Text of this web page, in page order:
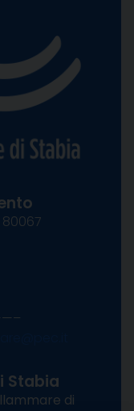
Stabia
di